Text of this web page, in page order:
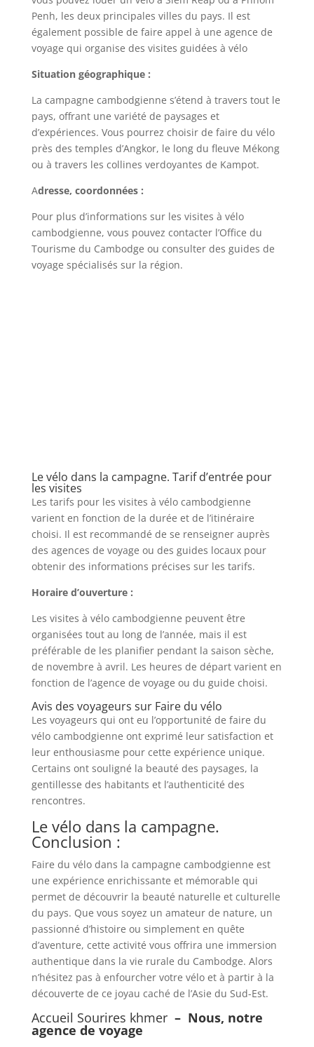
Penh, les deux principales villes du pays. Il est
également possible de faire appel à une agence de
voyage qui organise des visites guidées à vélo
Situation géographique :
La campagne cambodgienne s’étend à travers tout le
pays, offrant une variété de paysages et
d’expériences. Vous pourrez choisir de faire du vélo
près des temples d’Angkor, le long du fleuve Mékong
ou à travers les collines verdoyantes de Kampot.
Adresse, coordonnées :
Pour plus d’informations sur les visites à vélo
cambodgienne, vous pouvez contacter l’Office du
Tourisme du Cambodge ou consulter des guides de
voyage spécialisés sur la région.
Le vélo dans la campagne. Tarif d’entrée pour
les visites
Les tarifs pour les visites à vélo cambodgienne
varient en fonction de la durée et de l’itinéraire
choisi. Il est recommandé de se renseigner auprès
des agences de voyage ou des guides locaux pour
obtenir des informations précises sur les tarifs.
Horaire d’ouverture :
Les visites à vélo cambodgienne peuvent être
organisées tout au long de l’année, mais il est
préférable de les planifier pendant la saison sèche,
de novembre à avril. Les heures de départ varient en
fonction de l’agence de voyage ou du guide choisi.
Avis des voyageurs sur Faire du vélo
Les voyageurs qui ont eu l’opportunité de faire du
vélo cambodgienne ont exprimé leur satisfaction et
leur enthousiasme pour cette expérience unique.
Certains ont souligné la beauté des paysages, la
gentillesse des habitants et l’authenticité des
rencontres.
Le vélo dans la campagne.
Conclusion :
Faire du vélo dans la campagne cambodgienne est
une expérience enrichissante et mémorable qui
permet de découvrir la beauté naturelle et culturelle
du pays. Que vous soyez un amateur de nature, un
passionné d’histoire ou simplement en quête
d’aventure, cette activité vous offrira une immersion
authentique dans la vie rurale du Cambodge. Alors
n’hésitez pas à enfourcher votre vélo et à partir à la
découverte de ce joyau caché de l’Asie du Sud-Est.
Accueil Sourires khmer – Nous, notre
agence de voyage